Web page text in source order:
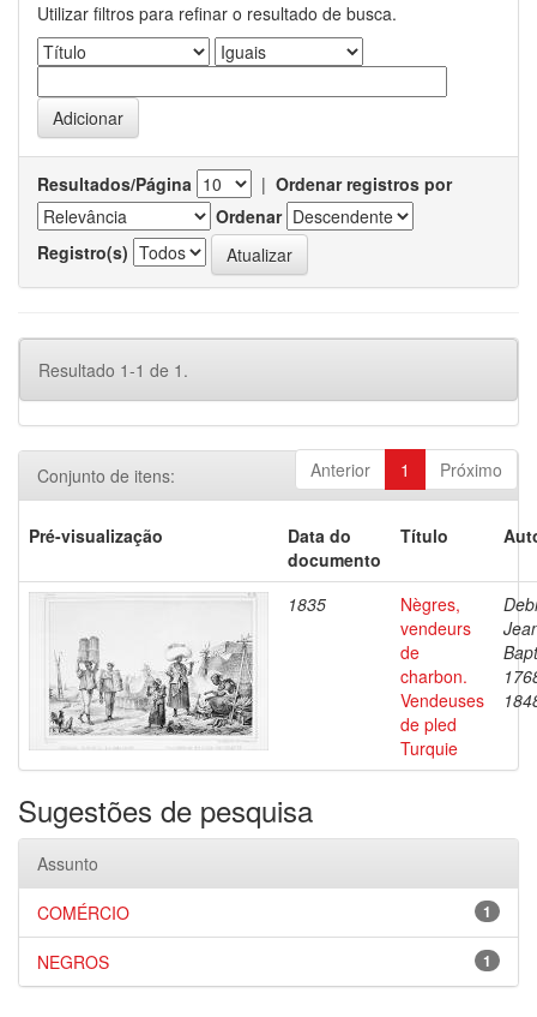
Utilizar filtros para refinar o resultado de busca.
Resultados/Página | Ordenar registros por
Ordenar
Registro(s)
Resultado 1-1 de 1.
Anterior 1 Próximo
Conjunto de itens:
Pré-visualização
Data do
documento
Título
1835
Nègres,
vendeurs
de
charbon.
Vendeuses
de pled
Turquie
Sugestões de pesquisa
Assunto
1
COMÉRCIO
1
NEGROS